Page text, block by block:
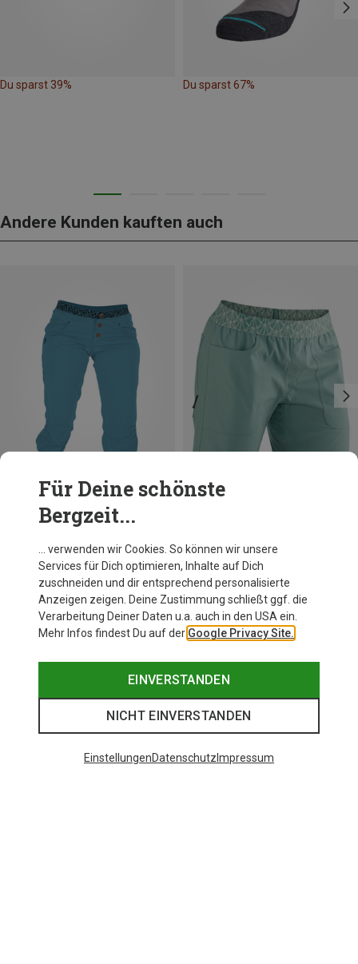
Du sparst 39% Du sparst 67%
Andere Kunden kauften auch
Du sparst 31%
Für Deine schönste
Bergzeit...
… verwenden wir Cookies. So können wir unsere
Services für Dich optimieren, Inhalte auf Dich
zuschneiden und dir entsprechend personalisierte
Anzeigen zeigen. Deine Zustimmung schließt ggf. die
Verarbeitung Deiner Daten u.a. auch in den USA ein.
Mehr Infos findest Du auf der Google Privacy Site.
EINVERSTANDEN
NICHT EINVERSTANDEN
EinstellungenDatenschutz Impressum